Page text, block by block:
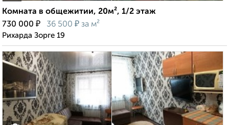
Комната в общежитии, 20м², 1/2 этаж
730 000 ₽ 36 500 ₽ за м²
Рихарда Зорге 19